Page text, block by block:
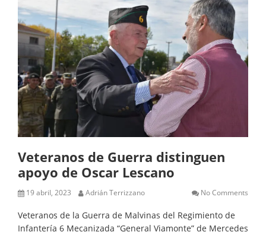
Veteranos de Guerra distinguen
apoyo de Oscar Lescano
19 abril, 2023 Adrián Terrizzano No Comments
Veteranos de la Guerra de Malvinas del Regimiento de
Infantería 6 Mecanizada “General Viamonte” de Mercedes